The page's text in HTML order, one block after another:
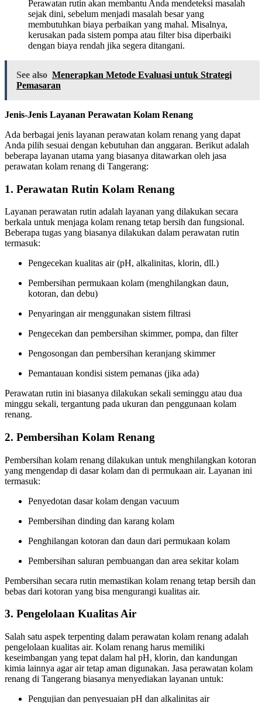
Perawatan rutin akan membantu Anda mendeteksi masalah
sejak dini, sebelum menjadi masalah besar yang
membutuhkan biaya perbaikan yang mahal. Misalnya,
kerusakan pada sistem pompa atau filter bisa diperbaiki
dengan biaya rendah jika segera ditangani.
See also Menerapkan Metode Evaluasi untuk Strategi
Pemasaran
Jenis-Jenis Layanan Perawatan Kolam Renang
Ada berbagai jenis layanan perawatan kolam renang yang dapat
Anda pilih sesuai dengan kebutuhan dan anggaran. Berikut adalah
beberapa layanan utama yang biasanya ditawarkan oleh jasa
perawatan kolam renang di Tangerang:
1. Perawatan Rutin Kolam Renang
Layanan perawatan rutin adalah layanan yang dilakukan secara
berkala untuk menjaga kolam renang tetap bersih dan fungsional.
Beberapa tugas yang biasanya dilakukan dalam perawatan rutin
termasuk:
Pengecekan kualitas air (pH, alkalinitas, klorin, dll.)
Pembersihan permukaan kolam (menghilangkan daun,
kotoran, dan debu)
Penyaringan air menggunakan sistem filtrasi
Pengecekan dan pembersihan skimmer, pompa, dan filter
Pengosongan dan pembersihan keranjang skimmer
Pemantauan kondisi sistem pemanas (jika ada)
Perawatan rutin ini biasanya dilakukan sekali seminggu atau dua
minggu sekali, tergantung pada ukuran dan penggunaan kolam
renang.
2. Pembersihan Kolam Renang
Pembersihan kolam renang dilakukan untuk menghilangkan kotoran
yang mengendap di dasar kolam dan di permukaan air. Layanan ini
termasuk:
Penyedotan dasar kolam dengan vacuum
Pembersihan dinding dan karang kolam
Penghilangan kotoran dan daun dari permukaan kolam
Pembersihan saluran pembuangan dan area sekitar kolam
Pembersihan secara rutin memastikan kolam renang tetap bersih dan
bebas dari kotoran yang bisa mengurangi kualitas air.
3. Pengelolaan Kualitas Air
Salah satu aspek terpenting dalam perawatan kolam renang adalah
pengelolaan kualitas air. Kolam renang harus memiliki
keseimbangan yang tepat dalam hal pH, klorin, dan kandungan
kimia lainnya agar air tetap aman digunakan. Jasa perawatan kolam
renang di Tangerang biasanya menyediakan layanan untuk:
Pengujian dan penyesuaian pH dan alkalinitas air